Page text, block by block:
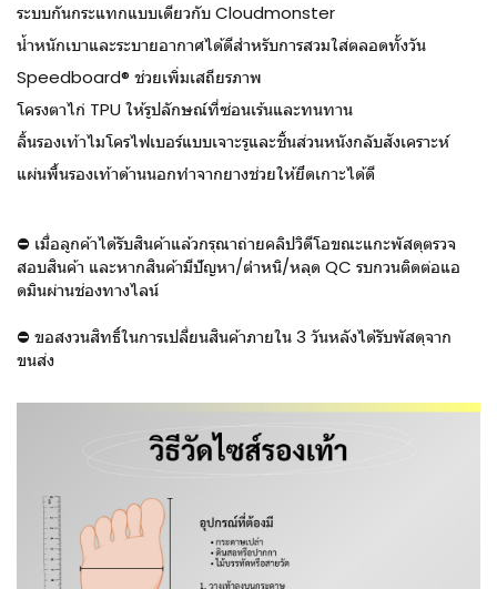
ระบบกันกระแทกแบบเดียวกับ Cloudmonster
น้ำหนักเบาและระบายอากาศได้ดีสำหรับการสวมใส่ตลอดทั้งวัน
Speedboard® ช่วยเพิ่มเสถียรภาพ
โครงตาไก่ TPU ให้รูปลักษณ์ที่ซ่อนเร้นและทนทาน
ลิ้นรองเท้าไมโครไฟเบอร์แบบเจาะรูและชิ้นส่วนหนังกลับสังเคราะห์
แผ่นพื้นรองเท้าด้านนอกทำจากยางช่วยให้ยึดเกาะได้ดี
⛔ เมื่อลูกค้าได้รับสินค้าแล้วกรุณาถ่ายคลิปวิดีโอขณะแกะพัสดุตรวจ
สอบสินค้า และหากสินค้ามีปัญหา/ตำหนิ/หลุด QC รบกวนติดต่อแอ
ดมินผ่านช่องทางไลน์
⛔ ขอสงวนสิทธิ์ในการเปลี่ยนสินค้าภายใน 3 วันหลังได้รับพัสดุจาก
ขนส่ง